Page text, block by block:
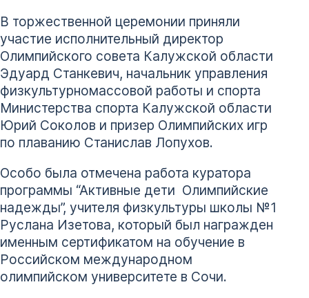
В торжественной церемонии приняли
участие исполнительный директор
Олимпийского совета Калужской области
Эдуард Станкевич, начальник управления
физкультурно­массовой работы и спорта
Министерства спорта Калужской области
Юрий Соколов и призер Олимпийских игр
по плаванию Станислав Лопухов.
Особо была отмечена работа куратора
программы “Активные дети ­ Олимпийские
надежды”, учителя физкультуры школы №1
Руслана Изетова, который был награжден
именным сертификатом на обучение в
Российском международном
олимпийском университете в Сочи.